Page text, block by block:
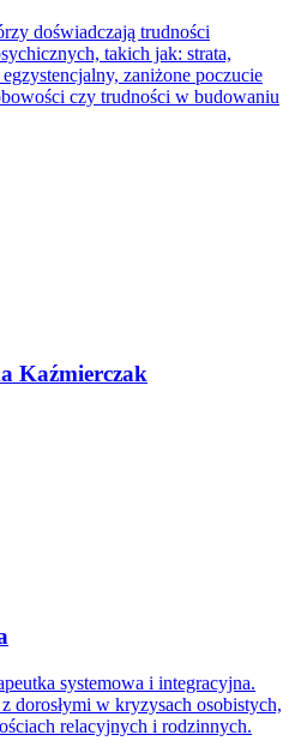
doświadczają trudności
takich jak: strata,
zaniżone poczucie
czy trudności w budowaniu
Kaźmierczak
systemowa i integracyjna.
dorosłymi w kryzysach osobistych,
relacyjnych i rodzinnych.